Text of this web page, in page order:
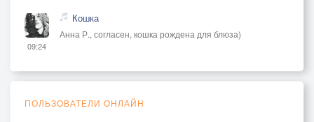
09:24
Кошка
Анна Р., согласен, кошка рождена для блюза)
ПОЛЬЗОВАТЕЛИ ОНЛАЙН